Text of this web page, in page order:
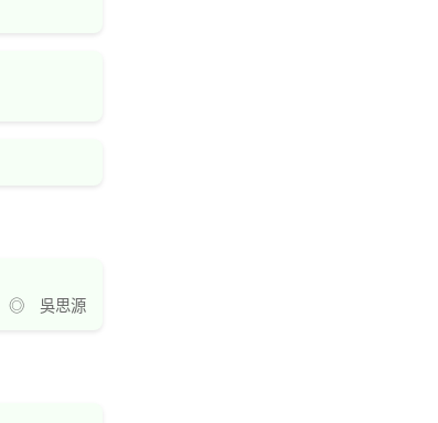
◎ 吳思源